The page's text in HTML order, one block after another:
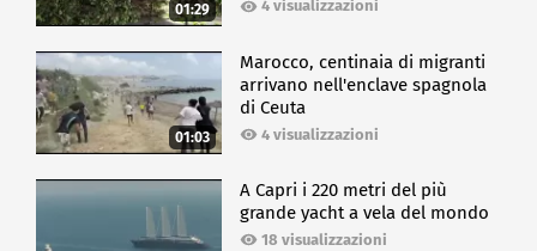
01:29 4 visualizzazioni
01:03
Marocco, centinaia di migranti
arrivano nell'enclave spagnola
di Ceuta
4 visualizzazioni
A Capri i 220 metri del più
grande yacht a vela del mondo
18 visualizzazioni